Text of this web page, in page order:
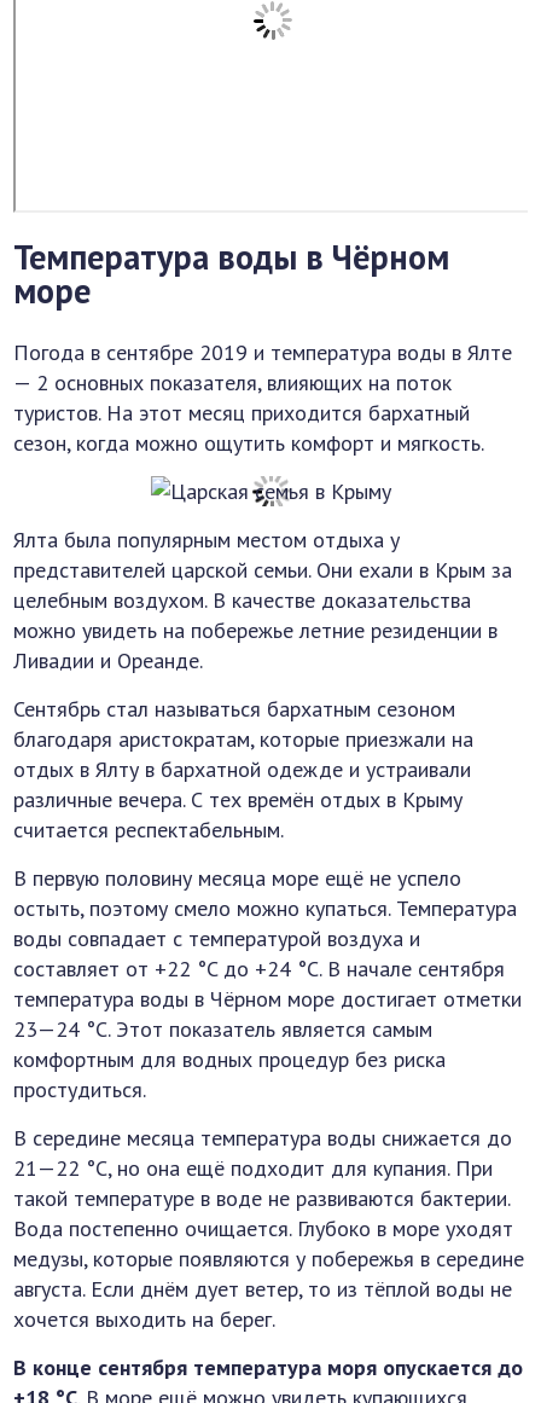
Температура воды в Чёрном
море
Погода в сентябре 2019 и температура воды в Ялте
— 2 основных показателя, влияющих на поток
туристов. На этот месяц приходится бархатный
сезон, когда можно ощутить комфорт и мягкость.
Ялта была популярным местом отдыха у
представителей царской семьи. Они ехали в Крым за
целебным воздухом. В качестве доказательства
можно увидеть на побережье летние резиденции в
Ливадии и Ореанде.
Сентябрь стал называться бархатным сезоном
благодаря аристократам, которые приезжали на
отдых в Ялту в бархатной одежде и устраивали
различные вечера. С тех времён отдых в Крыму
считается респектабельным.
В первую половину месяца море ещё не успело
остыть, поэтому смело можно купаться. Температура
воды совпадает с температурой воздуха и
составляет от +22 °C до +24 °C. В начале сентября
температура воды в Чёрном море достигает отметки
23—24 °C. Этот показатель является самым
комфортным для водных процедур без риска
простудиться.
В середине месяца температура воды снижается до
21—22 °C, но она ещё подходит для купания. При
такой температуре в воде не развиваются бактерии.
Вода постепенно очищается. Глубоко в море уходят
медузы, которые появляются у побережья в середине
августа. Если днём дует ветер, то из тёплой воды не
хочется выходить на берег.
В конце сентября температура моря опускается до
+18 °C. В море ещё можно увидеть купающихся